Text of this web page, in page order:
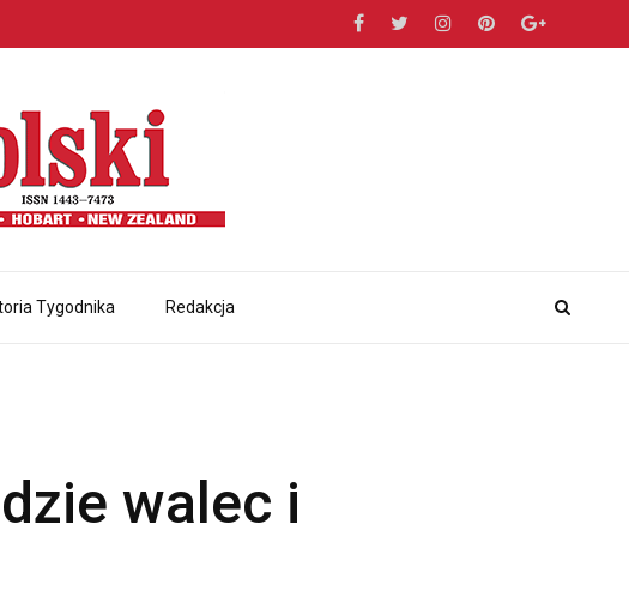
Tygodnika Redakcja
walec i